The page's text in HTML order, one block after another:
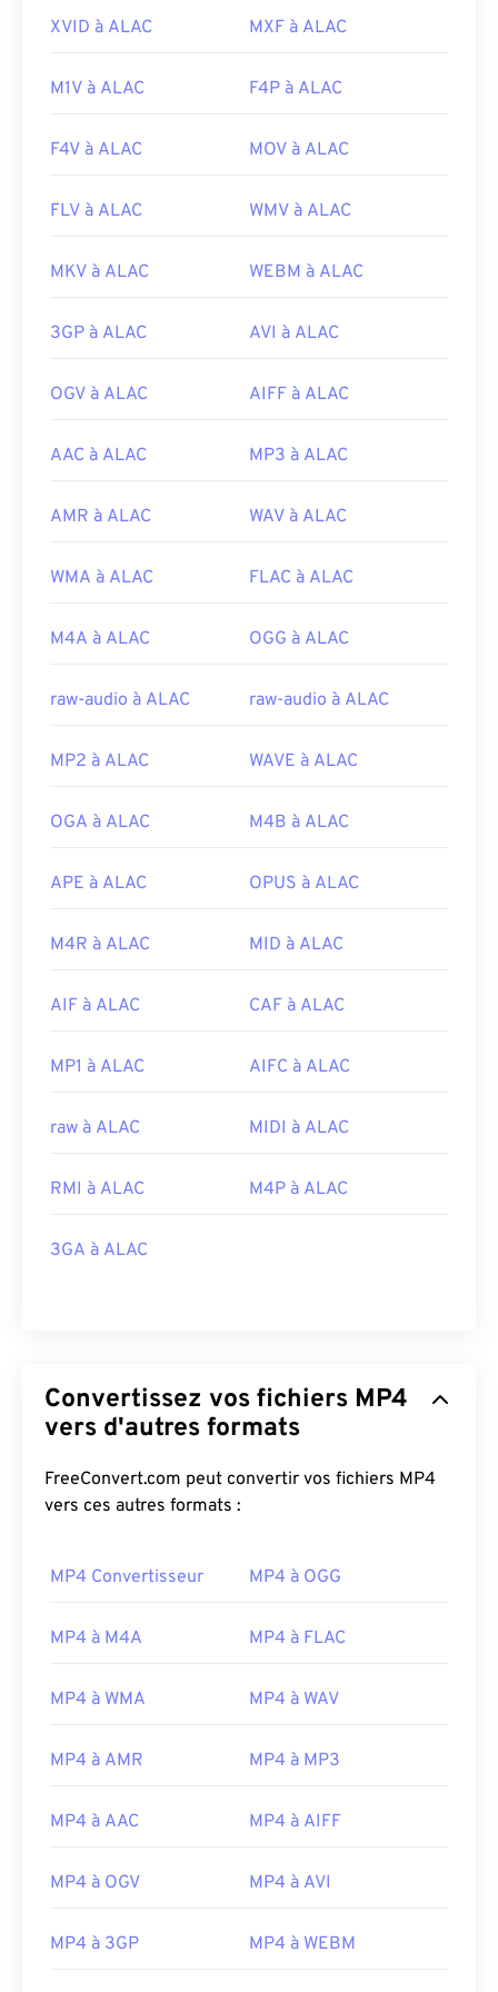
(MPEG)
Liens utiles:
https://mpeg.chiariglione.org/standards/mpeg-
XVID à ALAC MXF à ALAC
M1V à ALAC F4P à ALAC
F4V à ALAC MOV à ALAC
FLV à ALAC WMV à ALAC
MKV à ALAC WEBM à ALAC
3GP à ALAC AVI à ALAC
OGV à ALAC AIFF à ALAC
AAC à ALAC MP3 à ALAC
AMR à ALAC WAV à ALAC
WMA à ALAC FLAC à ALAC
M4A à ALAC OGG à ALAC
raw-audio à ALAC raw-audio à ALAC
MP2 à ALAC WAVE à ALAC
OGA à ALAC M4B à ALAC
APE à ALAC OPUS à ALAC
M4R à ALAC MID à ALAC
AIF à ALAC CAF à ALAC
MP1 à ALAC AIFC à ALAC
raw à ALAC MIDI à ALAC
RMI à ALAC M4P à ALAC
3GA à ALAC
Convertissez vos fichiers MP4
vers d'autres formats
FreeConvert.com peut convertir vos fichiers MP4
vers ces autres formats :
MP4 Convertisseur MP4 à OGG
MP4 à M4A MP4 à FLAC
MP4 à WMA MP4 à WAV
MP4 à AMR MP4 à MP3
MP4 à AAC MP4 à AIFF
MP4 à OGV MP4 à AVI
MP4 à 3GP MP4 à WEBM